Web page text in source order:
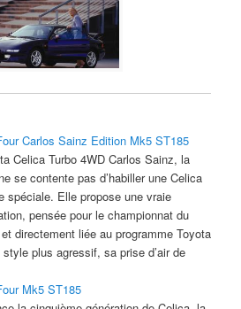
Carlos Sainz Edition Mk5 ST185
Celica Turbo 4WD Carlos Sainz, la
se contente pas d’habiller une Celica
spéciale. Elle propose une vraie
pensée pour le championnat du
directement liée au programme Toyota
plus agressif, sa prise d’air de
Mk5 ST185